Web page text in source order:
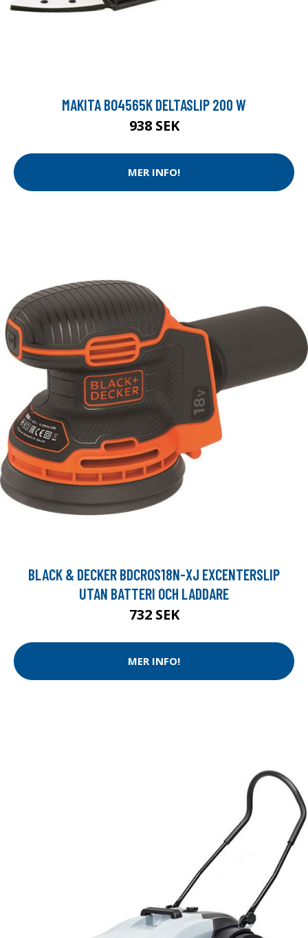
MAKITA BO4565K DELTASLIP 200 W
938 SEK
MER INFO!
BLACK & DECKER BDCROS18N-XJ EXCENTERSLIP
UTAN BATTERI OCH LADDARE
732 SEK
MER INFO!